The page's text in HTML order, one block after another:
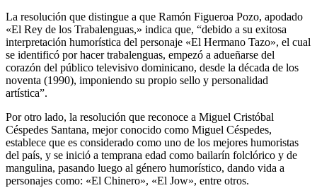
La resolución que distingue a que Ramón Figueroa Pozo, apodado
«El Rey de los Trabalenguas,» indica que, “debido a su exitosa
interpretación humorística del personaje «El Hermano Tazo», el cual
se identificó por hacer trabalenguas, empezó a adueñarse del
corazón del público televisivo dominicano, desde la década de los
noventa (1990), imponiendo su propio sello y personalidad
artística”.
Por otro lado, la resolución que reconoce a Miguel Cristóbal
Céspedes Santana, mejor conocido como Miguel Céspedes,
establece que es considerado como uno de los mejores humoristas
del país, y se inició a temprana edad como bailarín folclórico y de
mangulina, pasando luego al género humorístico, dando vida a
personajes como: «El Chinero», «El Jow», entre otros.